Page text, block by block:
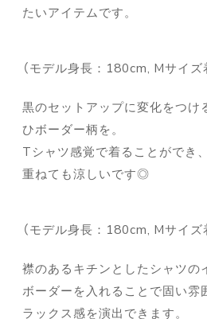
たいアイテムです。
（モデル身長：180cm, Mサイズ
黒のセットアップに変化をつけ
ひボーダー柄を。
Tシャツ感覚で着ることができ
重ねても涼しいです◎
（モデル身長：180cm, Mサイズ
襟のあるキチンとしたシャツの
ボーダーを入れることで固い雰
ラックス感を演出できます。